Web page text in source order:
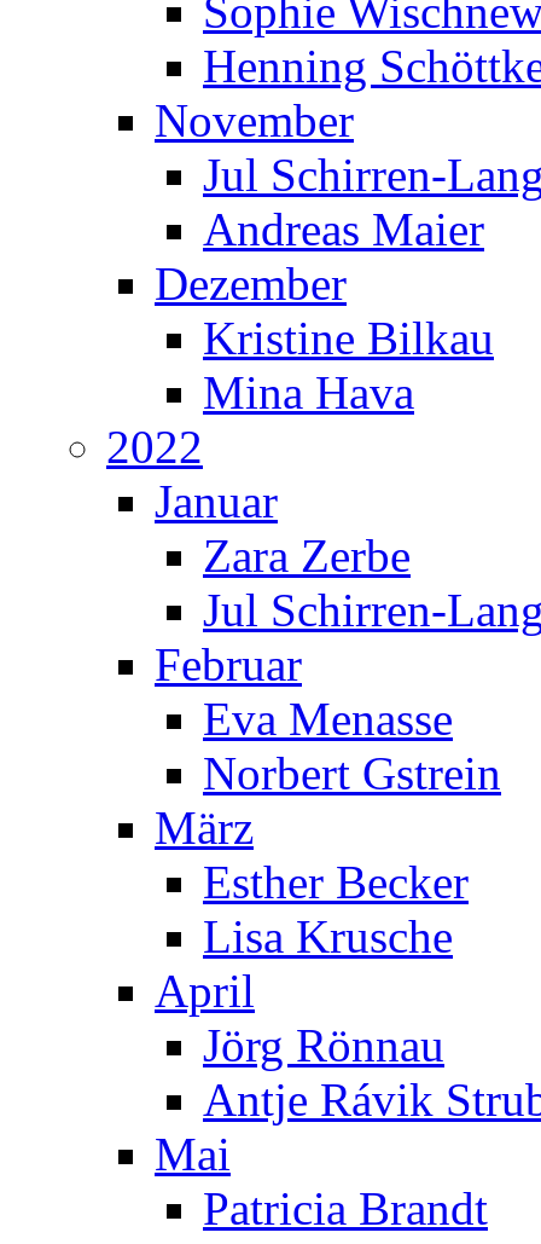
Sophie
Henning
November
Jul Schirren-
Andreas Maier
Dezember
Kristine Bilkau
Mina Hava
2022
Januar
Zara Zerbe
Jul Schirren-
Februar
Eva Menasse
Norbert Gstrein
März
Esther Becker
Lisa Krusche
April
Jörg Rönnau
Antje Rávik
Mai
Patricia Brandt